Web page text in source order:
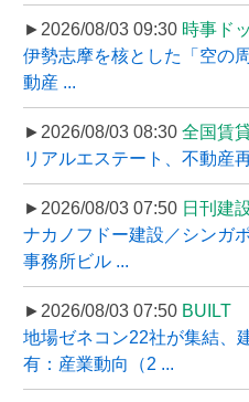
►2026/08/03 09:30 時事ド
伊勢志摩を核とした「空の
動産 ...
►2026/08/03 08:30 全国賃
リアルエステート、不動産
►2026/08/03 07:50 日刊建
ナカノフドー建設／シンガ
事務所ビル ...
►2026/08/03 07:50 BUILT
地場ゼネコン22社が集結、
有：産業動向（2 ...